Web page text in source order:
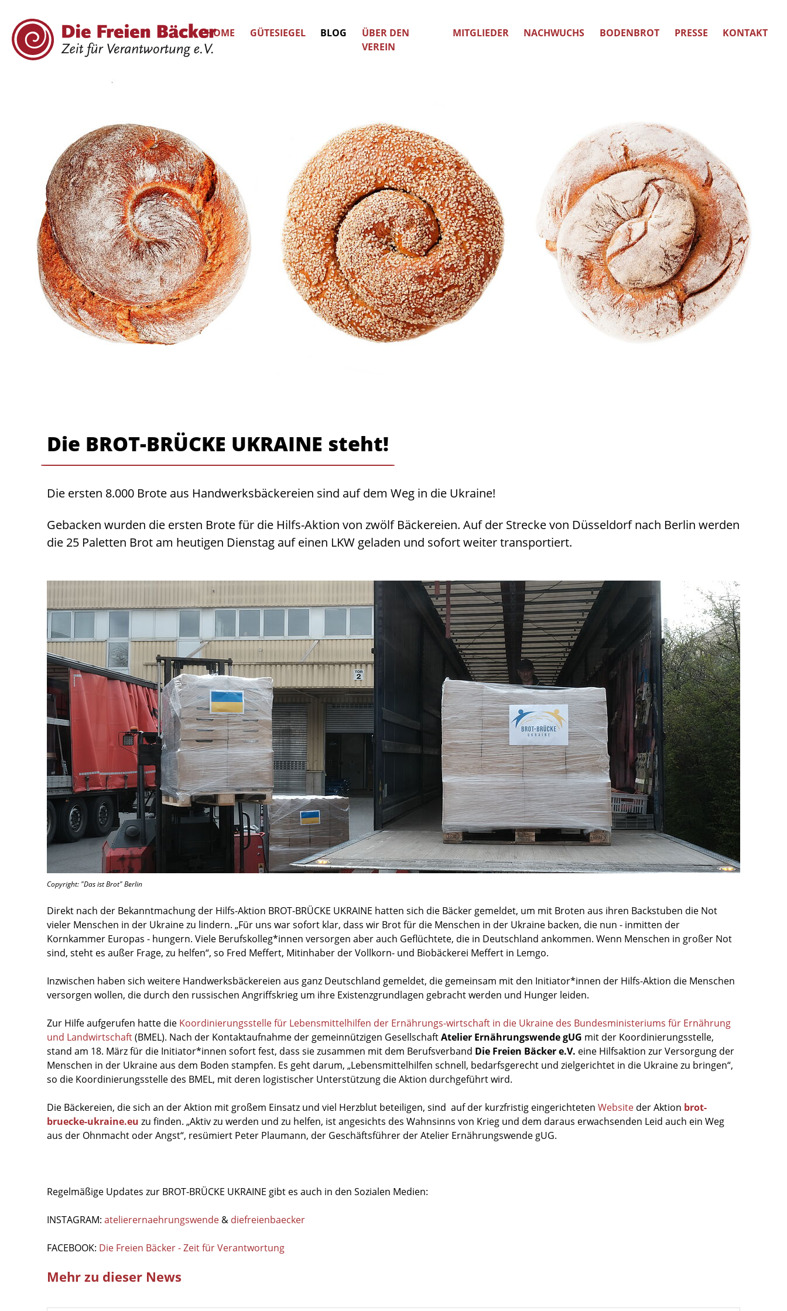
HOME GÜTESIEGEL BLOG
ÜBER DEN
VEREIN
MITGLIEDER NACHWUCHS BODENBROT PRESSE KONTAKT
Die BROT-BRÜCKE UKRAINE steht!
Die ersten 8.000 Brote aus Handwerksbäckereien sind auf dem Weg in die Ukraine!
Gebacken wurden die ersten Brote für die Hilfs-Aktion von zwölf Bäckereien. Auf der Strecke von Düsseldorf nach Berlin werden
die 25 Paletten Brot am heutigen Dienstag auf einen LKW geladen und sofort weiter transportiert.
Copyright: "Das ist Brot" Berlin
Direkt nach der Bekanntmachung der Hilfs-Aktion BROT-BRÜCKE UKRAINE hatten sich die Bäcker gemeldet, um mit Broten aus ihren Backstuben die Not
vieler Menschen in der Ukraine zu lindern. „Für uns war sofort klar, dass wir Brot für die Menschen in der Ukraine backen, die nun - inmitten der
Kornkammer Europas - hungern. Viele Berufskolleg*innen versorgen aber auch Geflüchtete, die in Deutschland ankommen. Wenn Menschen in großer Not
sind, steht es außer Frage, zu helfen“, so Fred Meffert, Mitinhaber der Vollkorn- und Biobäckerei Meffert in Lemgo.
Inzwischen haben sich weitere Handwerksbäckereien aus ganz Deutschland gemeldet, die gemeinsam mit den Initiator*innen der Hilfs-Aktion die Menschen
versorgen wollen, die durch den russischen Angriffskrieg um ihre Existenzgrundlagen gebracht werden und Hunger leiden.
Zur Hilfe aufgerufen hatte die Koordinierungsstelle für Lebensmittelhilfen der Ernährungs-wirtschaft in die Ukraine des Bundesministeriums für Ernährung
und Landwirtschaft(BMEL). Nach der Kontaktaufnahme der gemeinnützigen GesellschaftAtelier Ernährungswende gUG mit der Koordinierungsstelle,
stand am 18. März für die Initiator*innen sofort fest, dass sie zusammen mit dem Berufsverband Die Freien Bäcker e.V. eine Hilfsaktion zur Versorgung der
Menschen in der Ukraine aus dem Boden stampfen. Es geht darum, „Lebensmittelhilfen schnell, bedarfsgerecht und zielgerichtet in die Ukraine zu bringen“,
so die Koordinierungsstelle des BMEL, mit deren logistischer Unterstützung die Aktion durchgeführt wird.
Die Bäckereien, die sich an der Aktion mit großem Einsatz und viel Herzblut beteiligen, sind auf der kurzfristig eingerichteten Website der Aktion brot-
bruecke-ukraine.eu zu finden. „Aktiv zu werden und zu helfen, ist angesichts des Wahnsinns von Krieg und dem daraus erwachsenden Leid auch ein Weg
aus der Ohnmacht oder Angst“, resümiert Peter Plaumann, der Geschäftsführer der Atelier Ernährungswende gUG.
Regelmäßige Updates zur BROT-BRÜCKE UKRAINE gibt es auch in den Sozialen Medien:
INSTAGRAM: atelierernaehrungswende & diefreienbaecker
FACEBOOK: Die Freien Bäcker - Zeit für Verantwortung
Mehr zu dieser News